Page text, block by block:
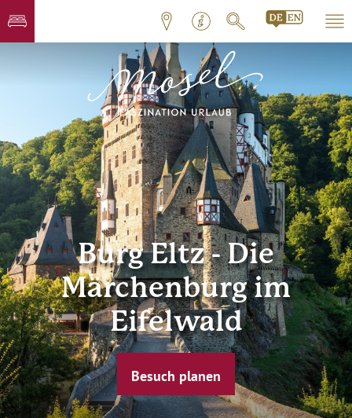
Burg Eltz - Die
Märchenburg im
Eifelwald
Besuch planen